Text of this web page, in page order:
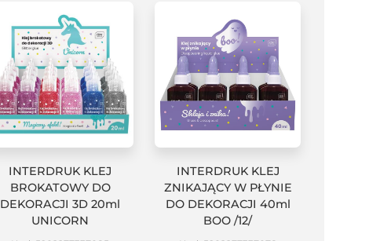
INTERDRUK KLEJ
BROKATOWY DO
DEKORACJI 3D 20ml
UNICORN
INTERDRUK KLEJ
ZNIKAJĄCY W PŁYNIE
DO DEKORACJI 40ml
BOO /12/